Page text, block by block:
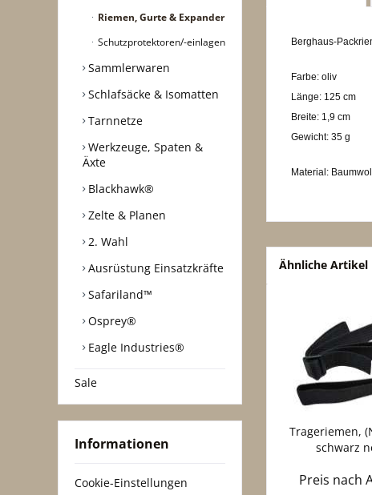
Riemen, Gurte & Expander
Schutzprotektoren/-einlagen
Sammlerwaren
Schlafsäcke & Isomatten
Tarnnetze
Werkzeuge, Spaten &
Äxte
Blackhawk®
Zelte & Planen
2. Wahl
Ausrüstung Einsatzkräfte
Safariland™
Osprey®
Eagle Industries®
Sale
Informationen
Cookie-Einstellungen
Berghaus-
Farbe: oliv
Länge: 125 cm
Breite: 1,9 cm
Gewicht: 35 g
Material:
Ähnliche Artikel
Trageriemen,
schwarz
Preis nach